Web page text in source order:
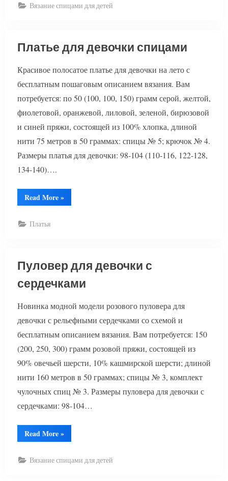
Вязание спицами для детей
Платье для девочки спицами
Красивое полосатое платье для девочки на лето с
бесплатным пошаговым описанием вязания. Вам
потребуется: по 50 (100, 100, 150) грамм серой, желтой,
фиолетовой, оранжевой, лиловой, зеленой, бирюзовой
и синей пряжи, состоящей из 100% хлопка, длиной
нити 75 метров в 50 граммах: спицы № 5; крючок № 4.
Размеры платья для девочки: 98-104 (110-116, 122-128,
134-140)….
Read More“Платье
для
»
Платья
Пуловер для девочки с
сердечками
Новинка модной модели розового пуловера для
девочки с рельефными сердечками со схемой и
бесплатным описанием вязания. Вам потребуется: 150
(200, 250, 300) грамм розовой пряжи, состоящей из
90% овечьей шерсти, 10% кашмирской шерсти; длиной
нити 160 метров в 50 граммах; спицы № 3, комплект
чулочных спиц № 3. Размеры пуловера для девочки с
сердечками: 98-104…
Read More“Пуловер
для
сердечками”
»
Вязание спицами для детей